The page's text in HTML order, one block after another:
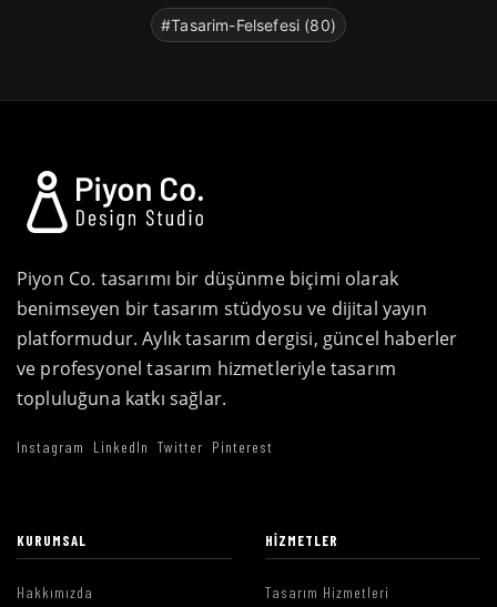
#Tasarim-Felsefesi (80)
Piyon Co. tasarımı bir düşünme biçimi olarak
benimseyen bir tasarım stüdyosu ve dijital yayın
platformudur. Aylık tasarım dergisi, güncel haberler
ve profesyonel tasarım hizmetleriyle tasarım
topluluğuna katkı sağlar.
Instagram LinkedIn Twitter Pinterest
KURUMSAL
Hakkımızda
HIZMETLER
Tasarım Hizmetleri